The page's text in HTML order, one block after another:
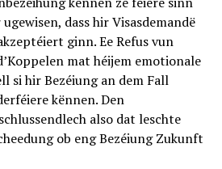
dass hir Visasdemandë
ginn. Ee Refus vun
mat héijem emotionale
si hir Bezéiung an dem Fall
kënnen. Den
also dat leschte
ob eng Bezéiung Zukunft